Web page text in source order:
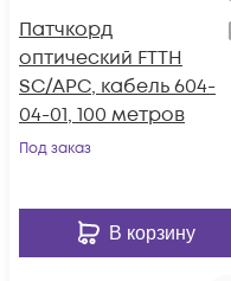
Патчкорд
оптический FTTH
SC/APC, кабель 604-
04-01, 100 метров
Под заказ
В корзину